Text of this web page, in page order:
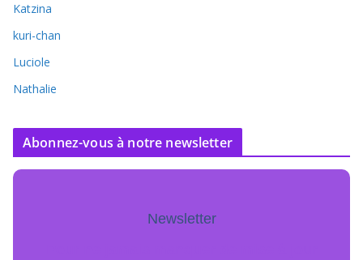
Katzina
kuri-chan
Luciole
Nathalie
Abonnez-vous à notre newsletter
Newsletter